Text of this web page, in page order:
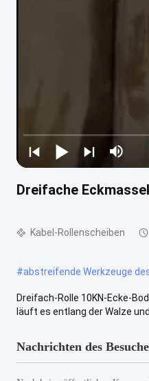
Dreifache
Kabel-Rollenscheiben
#abstreifende Werkzeuge
Dreifach-Rolle 10KN-Ecke-
läuft es entlang der Walze
Nachrichten des